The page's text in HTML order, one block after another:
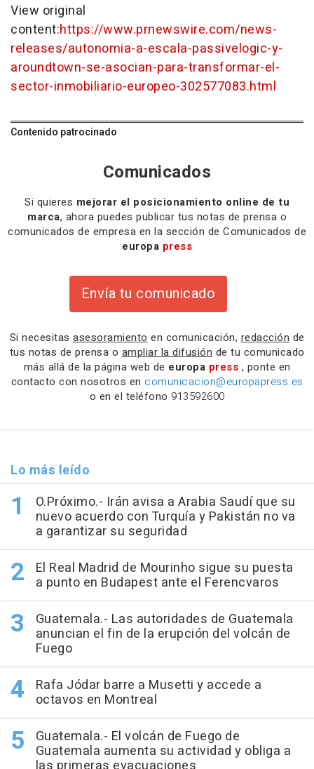
View original
content:https://www.prnewswire.com/news-
releases/autonomia-a-escala-passivelogic-y-
aroundtown-se-asocian-para-transformar-el-
sector-inmobiliario-europeo-302577083.html
Contenido patrocinado
Comunicados
Si quieres mejorar el posicionamiento online de tu
marca, ahora puedes publicar tus notas de prensa o
comunicados de empresa en la sección de Comunicados de
europa press
Envía tu comunicado
Si necesitas asesoramiento en comunicación, redacción de
tus notas de prensa o ampliar la difusión de tu comunicado
más allá de la página web de europa press , ponte en
contacto con nosotros en comunicacion@europapress.es
o en el teléfono 913592600
Lo más leído
O.Próximo.- Irán avisa a Arabia Saudí que su
nuevo acuerdo con Turquía y Pakistán no va
a garantizar su seguridad
El Real Madrid de Mourinho sigue su puesta
a punto en Budapest ante el Ferencvaros
Guatemala.- Las autoridades de Guatemala
anuncian el fin de la erupción del volcán de
Fuego
Rafa Jódar barre a Musetti y accede a
octavos en Montreal
Guatemala.- El volcán de Fuego de
Guatemala aumenta su actividad y obliga a